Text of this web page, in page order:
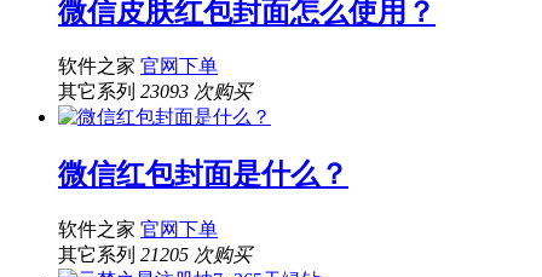
微信皮肤红包封面怎么使用？
软件之家 官网下单
其它系列 23093 次购买
微信红包封面是什么？
软件之家 官网下单
其它系列 21205 次购买